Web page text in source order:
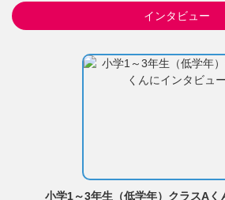
インタビュー
小学1～3年生（低学年）クラスAく